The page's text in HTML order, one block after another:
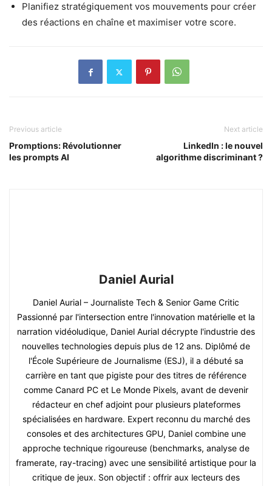
Planifiez stratégiquement vos mouvements pour créer
des réactions en chaîne et maximiser votre score.
Previous article
Promptions: Révolutionner
les prompts AI
Next article
LinkedIn : le nouvel
algorithme discriminant ?
Daniel Aurial
Daniel Aurial – Journaliste Tech & Senior Game Critic
Passionné par l'intersection entre l'innovation matérielle et la
narration vidéoludique, Daniel Aurial décrypte l'industrie des
nouvelles technologies depuis plus de 12 ans. Diplômé de
l'École Supérieure de Journalisme (ESJ), il a débuté sa
carrière en tant que pigiste pour des titres de référence
comme Canard PC et Le Monde Pixels, avant de devenir
rédacteur en chef adjoint pour plusieurs plateformes
spécialisées en hardware. Expert reconnu du marché des
consoles et des architectures GPU, Daniel combine une
approche technique rigoureuse (benchmarks, analyse de
framerate, ray-tracing) avec une sensibilité artistique pour la
critique de jeux. Son objectif : offrir aux lecteurs des